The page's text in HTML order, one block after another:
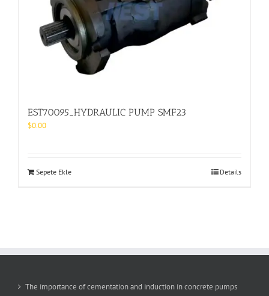
EST70095_HYDRAULIC PUMP SMF23
$0.00
Sepete Ekle Details
The importance of cementation and induction in concrete pumps